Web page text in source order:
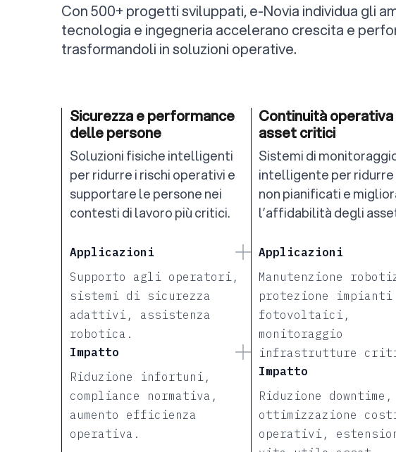
Con 500+ progetti sviluppati, e-Novia individua gli
tecnologia e ingegneria accelerano crescita e
trasformandoli in soluzioni operative.
Sicurezza e performance
delle persone
Soluzioni fisiche intelligenti
per ridurre i rischi operativi e
supportare le persone nei
contesti di lavoro più critici.
Applicazioni
Supporto agli operatori,
sistemi di sicurezza
adattivi, assistenza
robotica.
Impatto
Riduzione infortuni,
compliance normativa,
aumento efficienza
operativa.
Continuità
asset critici
Sistemi di
intelligente per ridurre
non pianificati e
l’affidabilità degli
Applicazioni
Manutenzione
protezione impianti
fotovoltaici,
monitoraggio
infrastrutture
Impatto
Riduzione downtime,
ottimizzazione
operativi,